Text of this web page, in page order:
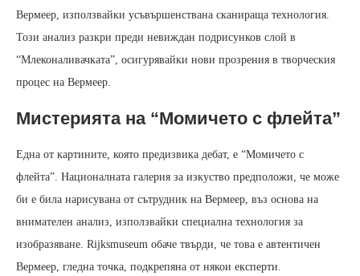
Вермеер, използвайки усъвършенствана сканираща технология.
Този анализ разкри преди невиждан подрисунков слой в
“Млеконаливачката”, осигурявайки нови прозрения в творческия
процес на Вермеер.
Мистерията на “Момичето с флейта”
Една от картините, която предизвика дебат, е “Момичето с
флейта”. Националната галерия за изкуство предположи, че може
би е била нарисувана от сътрудник на Вермеер, въз основа на
внимателен анализ, използвайки специална технология за
изобразяване. Rijksmuseum обаче твърди, че това е автентичен
Вермеер, гледна точка, подкрепяна от някои експерти.